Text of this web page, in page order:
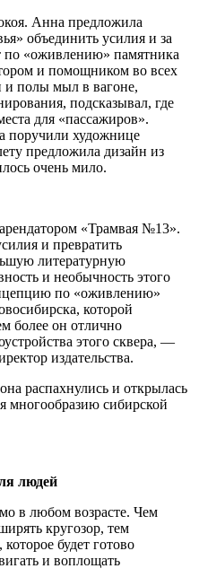
Анна предложила
объединить усилия и за
по «оживлению» памятника
и помощником во всех
и полы мыл в вагоне,
подсказывал, где
для «пассажиров».
поручили художнице
предложила дизайн из
очень мило.
«Трамвая №13».
и превратить
литературную
и необычность этого
по «оживлению»
которой
более он отлично
этого сквера, —
издательства.
распахнулись и открылась
многообразию сибирской
людей
в любом возрасте. Чем
кругозор, тем
будет готово
и воплощать